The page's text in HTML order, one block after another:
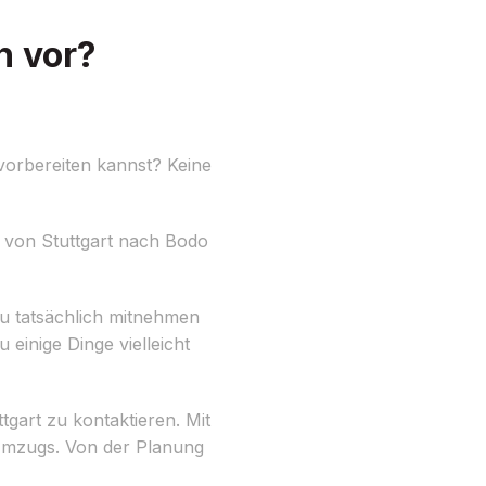
vor?
kannst? Keine
Stuttgart nach Bodo
tatsächlich mitnehmen
einige Dinge vielleicht
zu kontaktieren. Mit
Von der Planung